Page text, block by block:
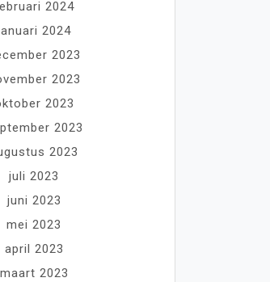
2024
2024
2023
2023
2023
2023
2023
juli 2023
juni 2023
mei 2023
april 2023
maart 2023